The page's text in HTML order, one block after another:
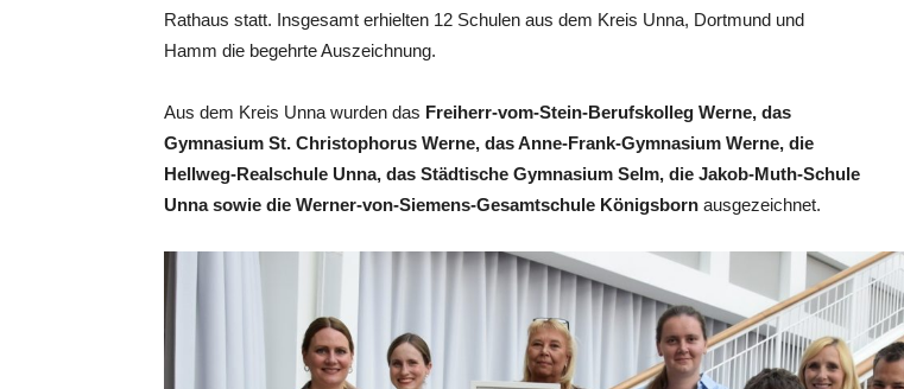
Rathaus statt. Insgesamt erhielten 12 Schulen aus dem Kreis Unna, Dortmund und
Hamm die begehrte Auszeichnung.
Aus dem Kreis Unna wurden das Freiherr-vom-Stein-Berufskolleg Werne, das
Gymnasium St. Christophorus Werne, das Anne-Frank-Gymnasium Werne, die
Hellweg-Realschule Unna, das Städtische Gymnasium Selm, die Jakob-Muth-Schule
Unna sowie die Werner-von-Siemens-Gesamtschule Königsborn ausgezeichnet.